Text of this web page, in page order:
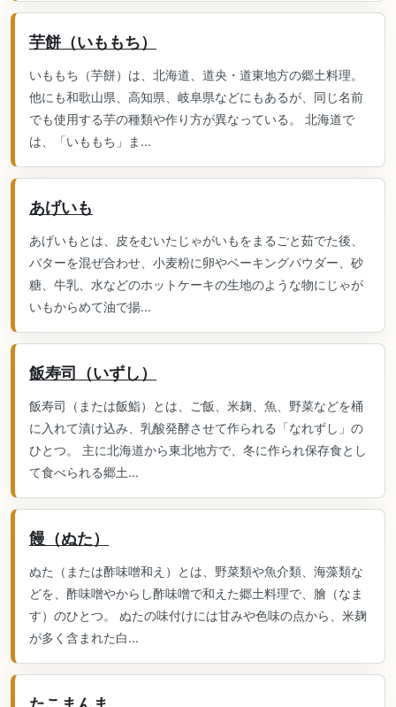
芋餅（いももち）
いももち（芋餅）は、北海道、道央・道東地方の郷土料理。
他にも和歌山県、高知県、岐阜県などにもあるが、同じ名前
でも使用する芋の種類や作り方が異なっている。 北海道で
は、「いももち」ま...
あげいも
あげいもとは、皮をむいたじゃがいもをまるごと茹でた後、
バターを混ぜ合わせ、小麦粉に卵やベーキングパウダー、砂
糖、牛乳、水などのホットケーキの生地のような物にじゃが
いもからめて油で揚...
飯寿司（いずし）
飯寿司（または飯鮨）とは、ご飯、米麹、魚、野菜などを桶
に入れて漬け込み、乳酸発酵させて作られる「なれずし」の
ひとつ。 主に北海道から東北地方で、冬に作られ保存食とし
て食べられる郷土...
饅（ぬた）
ぬた（または酢味噌和え）とは、野菜類や魚介類、海藻類な
どを、酢味噌やからし酢味噌で和えた郷土料理で、膾（なま
す）のひとつ。 ぬたの味付けには甘みや色味の点から、米麹
が多く含まれた白...